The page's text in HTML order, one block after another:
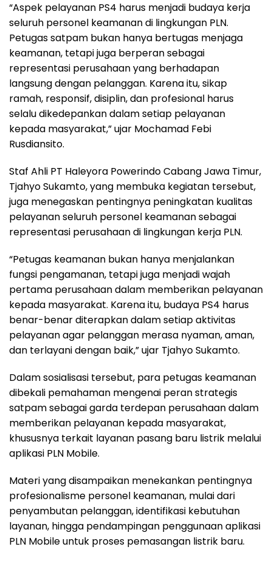
“Aspek pelayanan PS4 harus menjadi budaya kerja
seluruh personel keamanan di lingkungan PLN.
Petugas satpam bukan hanya bertugas menjaga
keamanan, tetapi juga berperan sebagai
representasi perusahaan yang berhadapan
langsung dengan pelanggan. Karena itu, sikap
ramah, responsif, disiplin, dan profesional harus
selalu dikedepankan dalam setiap pelayanan
kepada masyarakat,” ujar Mochamad Febi
Rusdiansito.
Staf Ahli PT Haleyora Powerindo Cabang Jawa Timur,
Tjahyo Sukamto, yang membuka kegiatan tersebut,
juga menegaskan pentingnya peningkatan kualitas
pelayanan seluruh personel keamanan sebagai
representasi perusahaan di lingkungan kerja PLN.
“Petugas keamanan bukan hanya menjalankan
fungsi pengamanan, tetapi juga menjadi wajah
pertama perusahaan dalam memberikan pelayanan
kepada masyarakat. Karena itu, budaya PS4 harus
benar-benar diterapkan dalam setiap aktivitas
pelayanan agar pelanggan merasa nyaman, aman,
dan terlayani dengan baik,” ujar Tjahyo Sukamto.
Dalam sosialisasi tersebut, para petugas keamanan
dibekali pemahaman mengenai peran strategis
satpam sebagai garda terdepan perusahaan dalam
memberikan pelayanan kepada masyarakat,
khususnya terkait layanan pasang baru listrik melalui
aplikasi PLN Mobile.
Materi yang disampaikan menekankan pentingnya
profesionalisme personel keamanan, mulai dari
penyambutan pelanggan, identifikasi kebutuhan
layanan, hingga pendampingan penggunaan aplikasi
PLN Mobile untuk proses pemasangan listrik baru.